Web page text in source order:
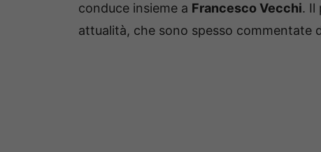
conduce insieme a Francesco Vecchi. Il
attualità, che sono spesso commentate